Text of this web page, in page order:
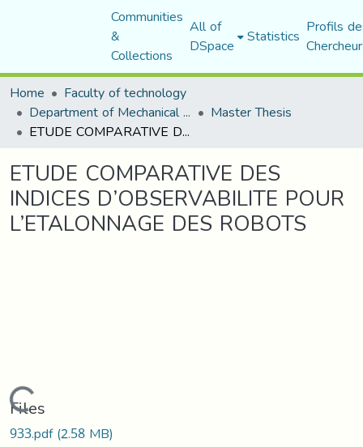
Communities
&
Collections
All of
DSpace Statistics Profils
Home
Faculty of technology
Department of Mechanical Engineering Master Thesis
ETUDE COMPARATIVE DES INDICES D’OBSERVABILITE POUR L’ETALONNAGE DES ROBOTS
ETUDE COMPARATIVE DES
INDICES D’OBSERVABILITE POUR
L’ETALONNAGE DES ROBOTS
Loading...
Files
933.pdf(2.58 MB)